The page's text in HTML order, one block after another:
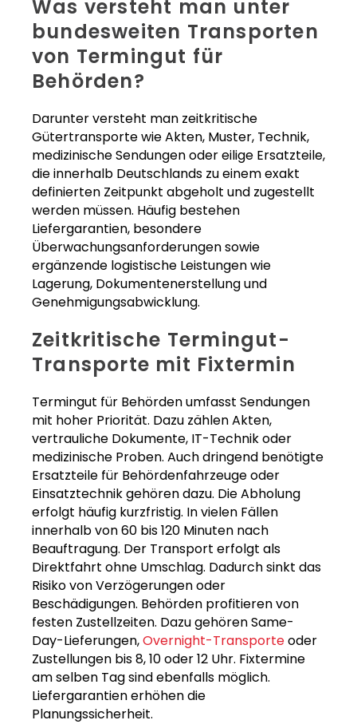
Was versteht man unter
bundesweiten Transporten
von Termingut für
Behörden?
Darunter versteht man zeitkritische
Gütertransporte wie Akten, Muster, Technik,
medizinische Sendungen oder eilige Ersatzteile,
die innerhalb Deutschlands zu einem exakt
definierten Zeitpunkt abgeholt und zugestellt
werden müssen. Häufig bestehen
Liefergarantien, besondere
Überwachungsanforderungen sowie
ergänzende logistische Leistungen wie
Lagerung, Dokumentenerstellung und
Genehmigungsabwicklung.
Zeitkritische Termingut-
Transporte mit Fixtermin
Termingut für Behörden umfasst Sendungen
mit hoher Priorität. Dazu zählen Akten,
vertrauliche Dokumente, IT-Technik oder
medizinische Proben. Auch dringend benötigte
Ersatzteile für Behördenfahrzeuge oder
Einsatztechnik gehören dazu. Die Abholung
erfolgt häufig kurzfristig. In vielen Fällen
innerhalb von 60 bis 120 Minuten nach
Beauftragung. Der Transport erfolgt als
Direktfahrt ohne Umschlag. Dadurch sinkt das
Risiko von Verzögerungen oder
Beschädigungen. Behörden profitieren von
festen Zustellzeiten. Dazu gehören Same-
Day-Lieferungen,Overnight-Transporteoder
Zustellungen bis 8, 10 oder 12 Uhr. Fixtermine
am selben Tag sind ebenfalls möglich.
Liefergarantien erhöhen die
Planungssicherheit.